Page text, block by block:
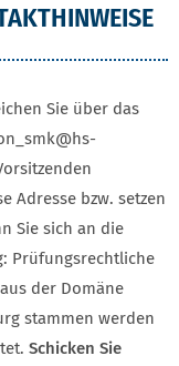
Sie über das
Adresse bzw. setzen
Sie sich an die
Prüfungsrechtliche
der Domäne
stammen werden
Schicken Sie